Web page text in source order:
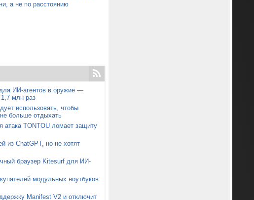
а не по расстоянию
ИИ-агентов в оружие —
млн раз
использовать, чтобы
больше отдыхать
атака TONTOU ломает защиту
из ChatGPT, но не хотят
браузер Kitesurf для ИИ-
модульных ноутбуков
Manifest V2 и отключит